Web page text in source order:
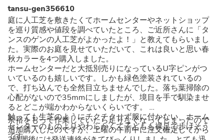
tansu-gen356610
庭に人工芝を敷きたくてホームセンターやネットショップ
を巡り質感や値段を調べていたところ、ご近所さんに「タ
ンスのゲンの人工芝がよかったよ！」と教えてもらいまし
た。実際のお庭を見せていただいて、これは良いと思い春
秋カラーを4つ購入しました。
ホームセンターだと大抵別売りになっているU字ピンがつ
いているのも嬉しいです。しかも緑色塗装されているの
で、打ち込んでも全然目立ちませんでした。落ち葉掃除の
心配がないので35mmにしましたが、境目を手で馴染ませ
るとどこが端かわからないくらいです。
触っても生芝のようにチクチクせず服に付かない、ホーム
センターのものよりやわらかくて子どもも裸足で歩けそう
です。
余裕をもって作業していたら足りなくなってしまったので
追加購入したのですが、土曜の午前中に注文確定してから